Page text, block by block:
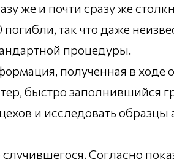
же и почти сразу же
так что даже
процедуры.
полученная в ходе
быстро заполнившийся
и исследовать
Согласно